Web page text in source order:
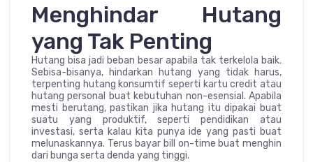
Menghindar Hutang
yang Tak Penting
Hutang bisa jadi beban besar apabila tak terkelola baik.
Sebisa-bisanya, hindarkan hutang yang tidak harus,
terpenting hutang konsumtif seperti kartu credit atau
hutang personal buat kebutuhan non-esensial. Apabila
mesti berutang, pastikan jika hutang itu dipakai buat
suatu yang produktif, seperti pendidikan atau
investasi, serta kalau kita punya ide yang pasti buat
melunaskannya. Terus bayar bill on-time buat menghin
dari bunga serta denda yang tinggi.